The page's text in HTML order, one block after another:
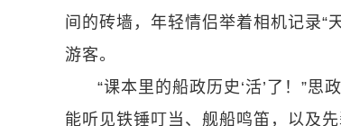
间的砖墙，年轻情侣举着相机记录
游客。
“课本里的船政历史‘活’了！”
能听见铁锤叮当、舰船鸣笛，以及